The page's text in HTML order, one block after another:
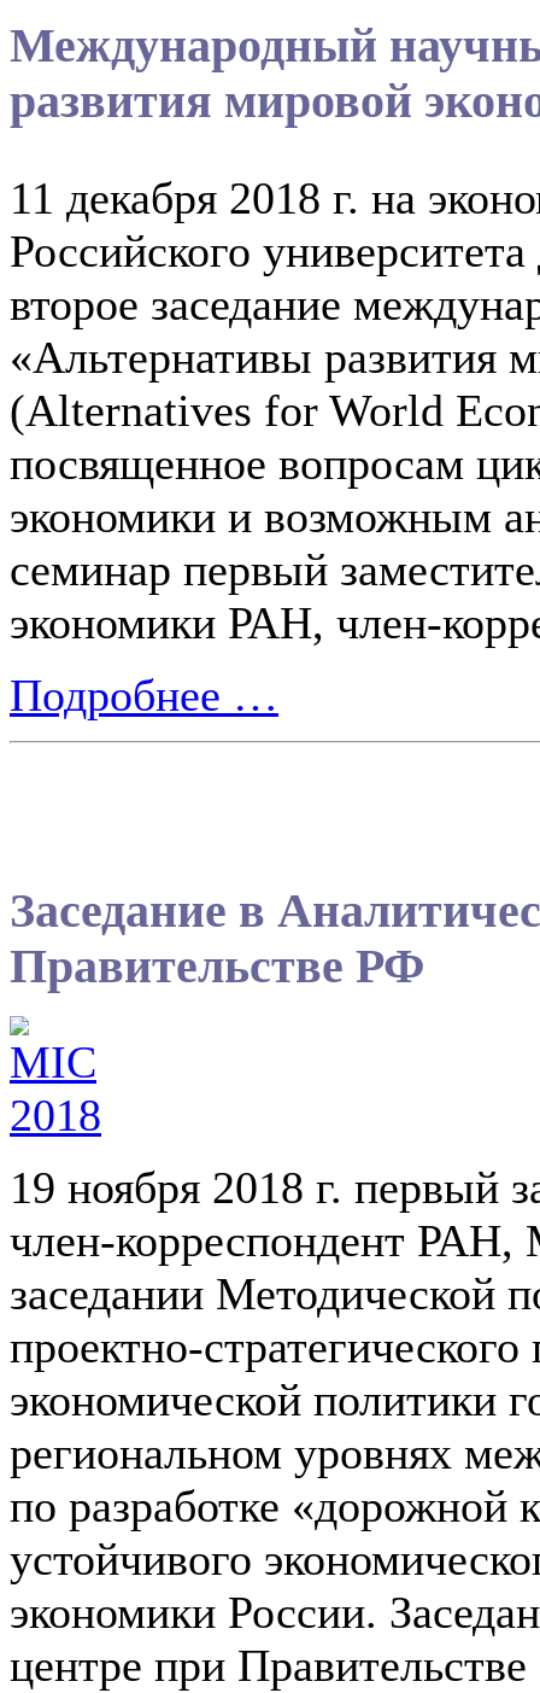
Международный
развития мировой
11 декабря 2018 г. на
Российского
второе заседание
«Альтернативы развития
(Alternatives for World
посвященное вопросам
экономики и возможным
семинар первый
экономики РАН, член-
Подробнее …
Заседание в
Правительстве РФ
19 ноября 2018 г. первый
член-корреспондент
заседании Методической
проектно-
экономической политики
региональном уровнях
по разработке «дорожной
устойчивого
экономики России.
центре при